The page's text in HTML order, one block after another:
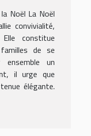
Noël La Noël
convivialité,
constitue
de se
un
il urge que
élégante.